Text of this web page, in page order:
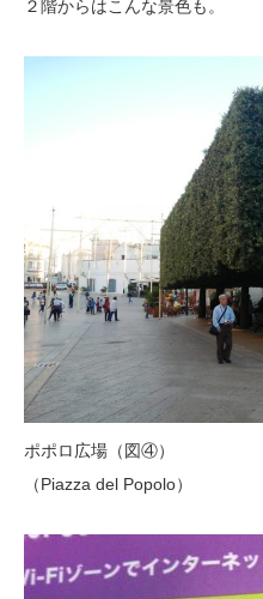
２階からはこんな景色も。
ポポロ広場（図④）
（Piazza del Popolo）